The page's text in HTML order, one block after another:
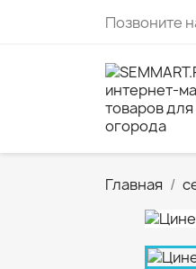
Позвоните
Главная